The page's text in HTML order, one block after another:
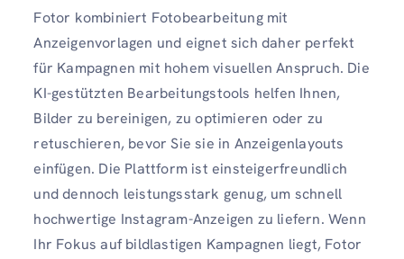
Fotor kombiniert Fotobearbeitung mit
Anzeigenvorlagen und eignet sich daher perfekt
für Kampagnen mit hohem visuellen Anspruch. Die
KI-gestützten Bearbeitungstools helfen Ihnen,
Bilder zu bereinigen, zu optimieren oder zu
retuschieren, bevor Sie sie in Anzeigenlayouts
einfügen. Die Plattform ist einsteigerfreundlich
und dennoch leistungsstark genug, um schnell
hochwertige Instagram-Anzeigen zu liefern. Wenn
Ihr Fokus auf bildlastigen Kampagnen liegt, Fotor